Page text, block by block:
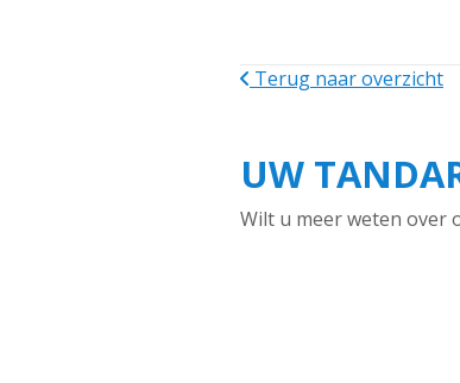
Terug naar overzicht
UW
Wilt u meer weten over